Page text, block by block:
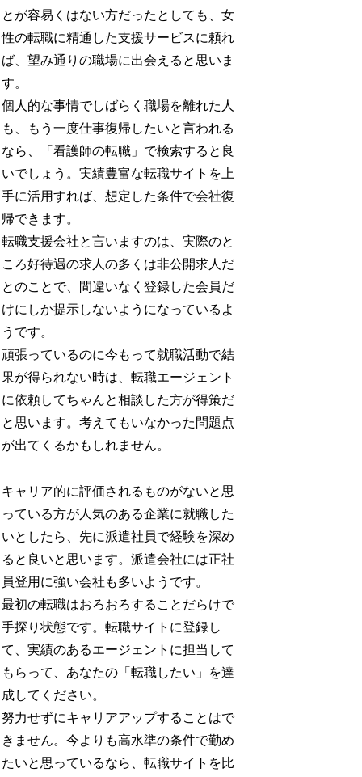
とが容易くはない方だったとしても、女
性の転職に精通した支援サービスに頼れ
ば、望み通りの職場に出会えると思いま
す。
個人的な事情でしばらく職場を離れた人
も、もう一度仕事復帰したいと言われる
なら、「看護師の転職」で検索すると良
いでしょう。実績豊富な転職サイトを上
手に活用すれば、想定した条件で会社復
帰できます。
転職支援会社と言いますのは、実際のと
ころ好待遇の求人の多くは非公開求人だ
とのことで、間違いなく登録した会員だ
けにしか提示しないようになっているよ
うです。
頑張っているのに今もって就職活動で結
果が得られない時は、転職エージェント
に依頼してちゃんと相談した方が得策だ
と思います。考えてもいなかった問題点
が出てくるかもしれません。
キャリア的に評価されるものがないと思
っている方が人気のある企業に就職した
いとしたら、先に派遣社員で経験を深め
ると良いと思います。派遣会社には正社
員登用に強い会社も多いようです。
最初の転職はおろおろすることだらけで
手探り状態です。転職サイトに登録し
て、実績のあるエージェントに担当して
もらって、あなたの「転職したい」を達
成してください。
努力せずにキャリアアップすることはで
きません。今よりも高水準の条件で勤め
たいと思っているなら、転職サイトを比